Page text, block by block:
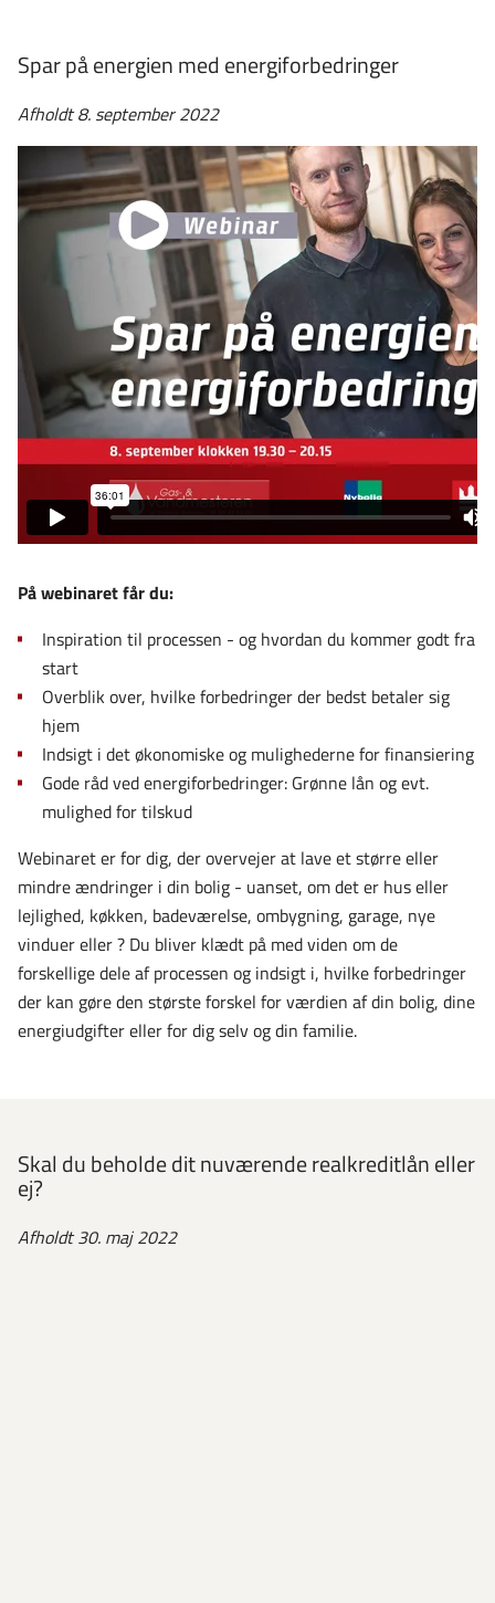
Spar på energien med energiforbedringer
Afholdt 8. september 2022
På webinaret får du:
Inspiration til processen - og hvordan du kommer godt fra
start
Overblik over, hvilke forbedringer der bedst betaler sig
hjem
Indsigt i det økonomiske og mulighederne for finansiering
Gode råd ved energiforbedringer: Grønne lån og evt.
mulighed for tilskud
Webinaret er for dig, der overvejer at lave et større eller
mindre ændringer i din bolig - uanset, om det er hus eller
lejlighed, køkken, badeværelse, ombygning, garage, nye
vinduer eller ? Du bliver klædt på med viden om de
forskellige dele af processen og indsigt i, hvilke forbedringer
der kan gøre den største forskel for værdien af din bolig, dine
energiudgifter eller for dig selv og din familie.
Skal du beholde dit nuværende realkreditlån eller
ej?
Afholdt 30. maj 2022